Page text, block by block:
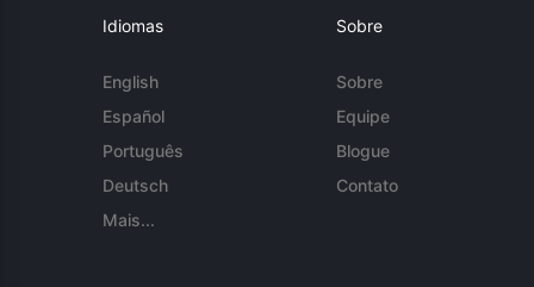
Idiomas
English
Español
Português
Deutsch
Mais...
Sobre
Sobre
Equipe
Blogue
Contato